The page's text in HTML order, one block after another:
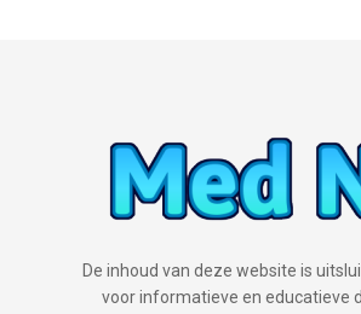
De inhoud van deze website is
voor informatieve en educatieve